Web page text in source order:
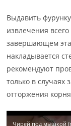
Выдавить
извлечения
завершающем
накладывается
рекомендуют
только в случаях
отторжения
Чирей под мышкой